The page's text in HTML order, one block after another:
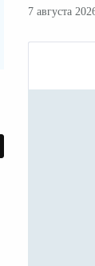
7 августа